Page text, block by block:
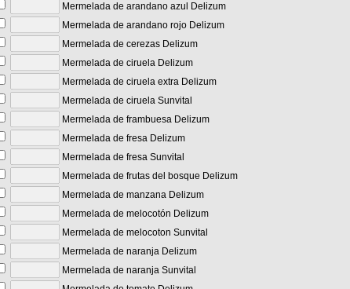
Mermelada de arandano azul Delizum
Mermelada de arandano rojo Delizum
Mermelada de cerezas Delizum
Mermelada de ciruela Delizum
Mermelada de ciruela extra Delizum
Mermelada de ciruela Sunvital
Mermelada de frambuesa Delizum
Mermelada de fresa Delizum
Mermelada de fresa Sunvital
Mermelada de frutas del bosque Delizum
Mermelada de manzana Delizum
Mermelada de melocotón Delizum
Mermelada de melocoton Sunvital
Mermelada de naranja Delizum
Mermelada de naranja Sunvital